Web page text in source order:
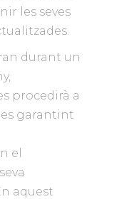
les seves
durant un
procedirà a
garantint
el
aquest